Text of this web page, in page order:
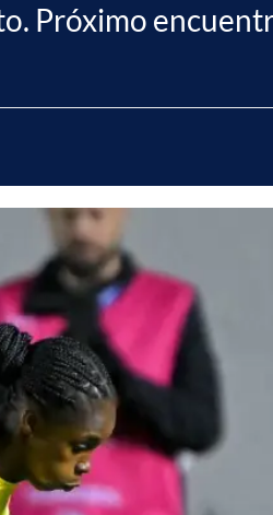
Próximo